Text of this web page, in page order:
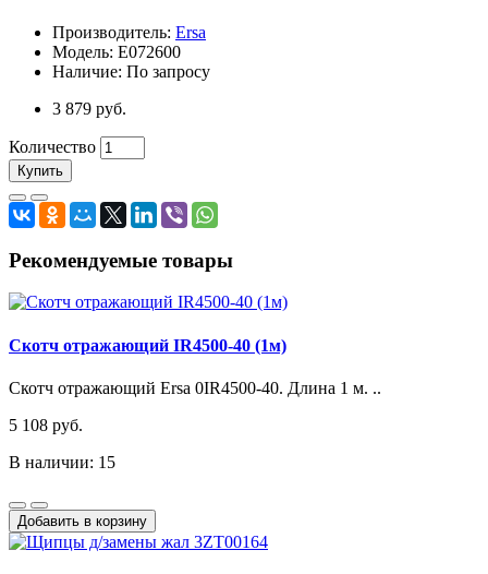
Производитель: Ersa
Модель: E072600
Наличие: По запросу
3 879 руб.
Количество
Купить
Рекомендуемые товары
Скотч отражающий IR4500-40 (1м)
Скотч отражающий Ersa 0IR4500-40. Длина 1 м. ..
5 108 руб.
В наличии: 15
Добавить в корзину